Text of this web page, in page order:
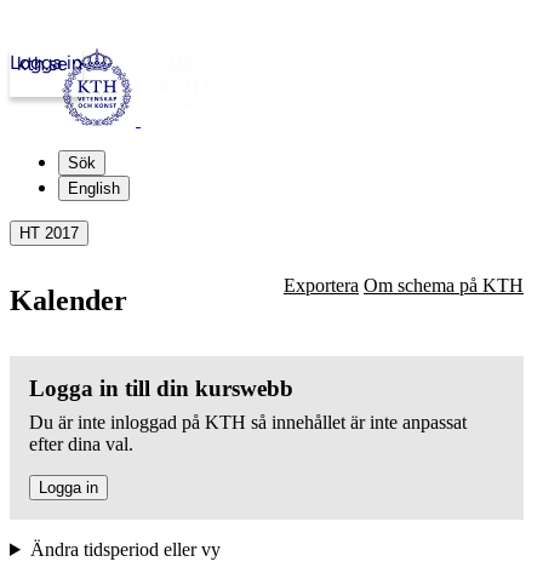
kth.se
Logga in
Sök
English
HT 2017
Kalender Exportera Om schema på KTH
Logga in till din kurswebb
Du är inte inloggad på KTH så innehållet är inte anpassat
efter dina val.
Logga in
Ändra tidsperiod eller vy